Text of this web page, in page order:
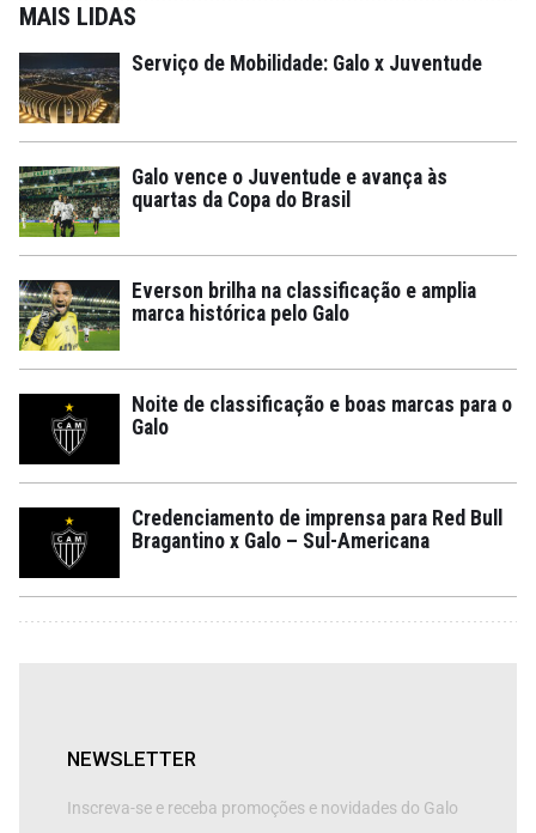
MAIS LIDAS
Serviço de Mobilidade: Galo x Juventude
Galo vence o Juventude e avança às
quartas da Copa do Brasil
Everson brilha na classificação e amplia
marca histórica pelo Galo
Noite de classificação e boas marcas para o
Galo
Credenciamento de imprensa para Red Bull
Bragantino x Galo – Sul-Americana
NEWSLETTER
Inscreva-se e receba promoções e novidades do Galo